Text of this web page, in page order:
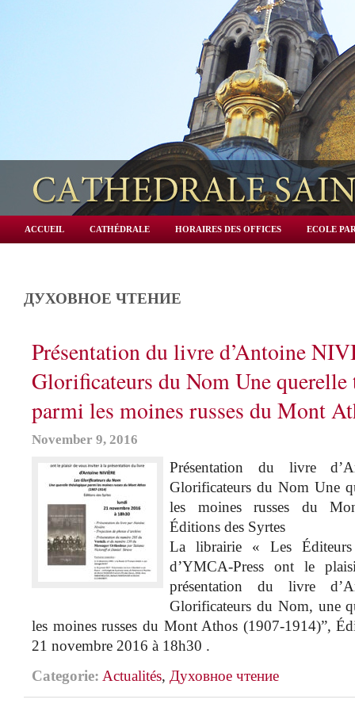
ACCUEIL CATHÉDRALE HORAIRES DES OFFICES ECOLE
ДУХОВНОЕ ЧТЕНИЕ
Présentation du livre d’Antoine
Glorificateurs du Nom Une querelle
parmi les moines russes du Mont
November 9, 2016
Présentation du livre
Glorificateurs du Nom Une
les moines russes du
Éditions des Syrtes
La librairie « Les
d’YMCA-Press ont le
présentation du livre
Glorificateurs du Nom, une
les moines russes du Mont Athos (1907-1914)”,
21 novembre 2016 à 18h30 .
Categorie: Actualités, Духовное чтение